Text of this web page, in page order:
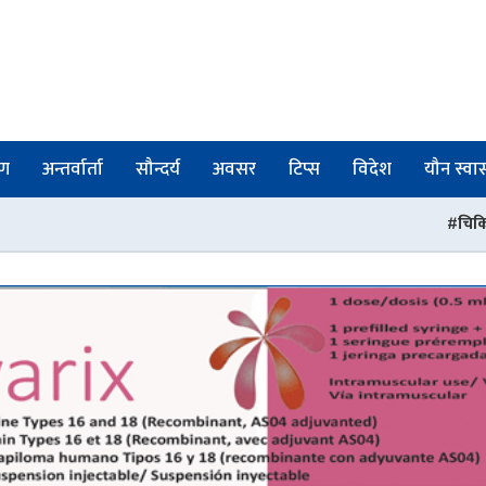
अन्तर्वार्ता सौन्दर्य अवसर टिप्स विदेश यौन
चिकित्सा शिक्षा स्नातक